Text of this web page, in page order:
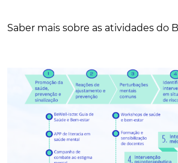
Saber mais sobre as atividades do